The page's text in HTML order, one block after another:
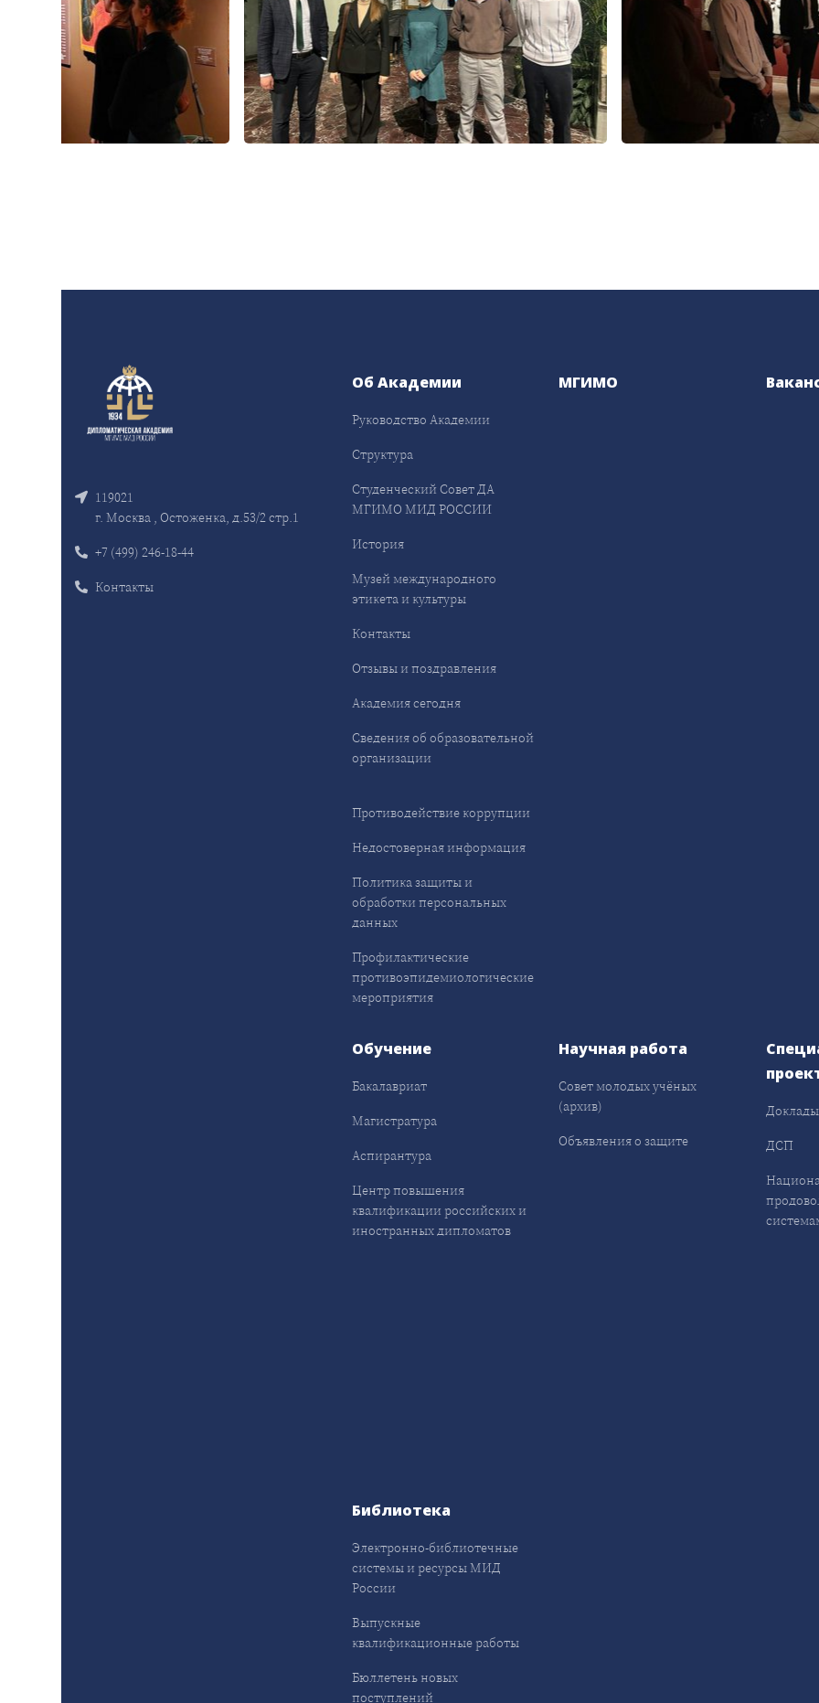
119021
г. Москва , Остоженка, д.53/2 стр.1
+7 (499) 246-18-44
Контакты
Об Академии
Руководство Академии
Структура
Студенческий Совет ДА
МГИМО МИД РОССИИ
История
Музей международного
этикета и культуры
Контакты
Отзывы и поздравления
Академия сегодня
Сведения об образовательной
организации
Противодействие коррупции
Недостоверная информация
Политика защиты и
обработки персональных
данных
Профилактические
противоэпидемиологические
мероприятия
МГИМО
Обучение
Бакалавриат
Магистратура
Аспирантура
Центр повышения
квалификации российских и
иностранных дипломатов
Научная работа
Совет молодых учёных
(архив)
Объявления о защите
Доклады
ДСП
Библиотека
Электронно-библиотечные
системы и ресурсы МИД
России
Выпускные
квалификационные работы
Бюллетень новых
поступлений